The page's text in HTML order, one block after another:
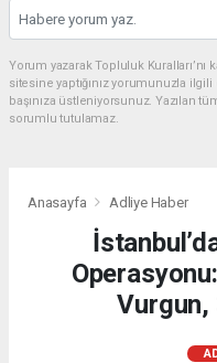
Yorum yazarak Topluluk
sitesine yaptığınız yorumunuzla
başınıza üstleniyorsunuz. Yazılan
sorumlu tutulamaz.
Anasayfa Adliye Haber
Vurgun,